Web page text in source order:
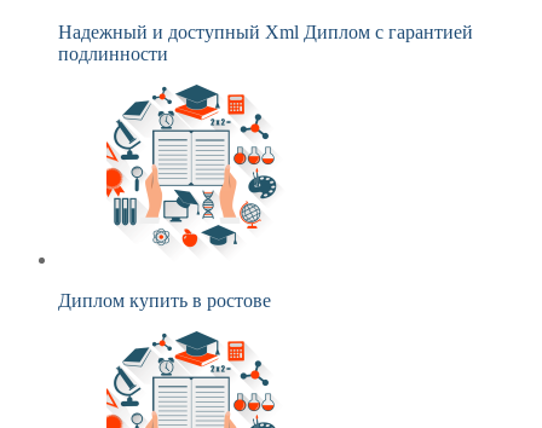
Надежный и доступный Xml Диплом с гарантией
подлинности
Диплом купить в ростове